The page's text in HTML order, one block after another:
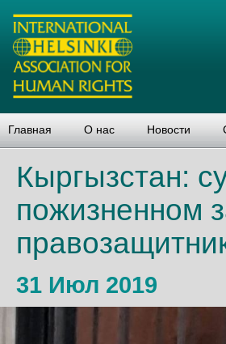
Главная О нас Новости
Кыргызстан:
пожизненном
31 Июл 2019